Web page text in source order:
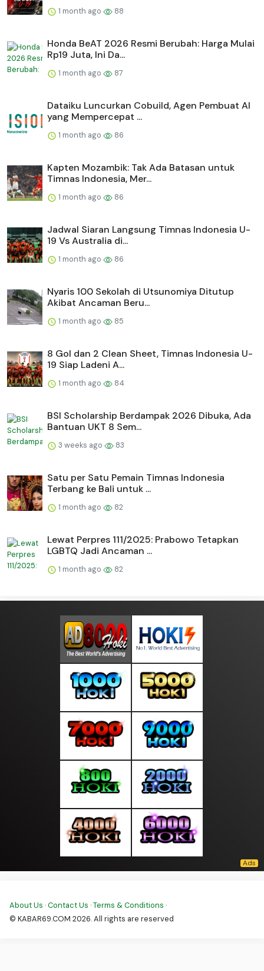
1 month ago 88
Honda BeAT 2026 Resmi Berubah: Harga Mulai
Rp19 Juta, Ini Da...
1 month ago 87
Dataiku Luncurkan Cobuild, Agen Pembuat AI
yang Mempercepat ...
1 month ago 86
Kapten Mozambik: Tak Ada Batasan untuk
Timnas Indonesia, Mer...
1 month ago 86
Jadwal Siaran Langsung Timnas Indonesia U-
19 Vs Australia di...
1 month ago 86
Nyaris 100 Sekolah di Utsunomiya Ditutup
Akibat Ancaman Beru...
1 month ago 85
8 Gol dan 2 Clean Sheet, Timnas Indonesia U-
19 Siap Ladeni A...
1 month ago 84
BSI Scholarship Berdampak 2026 Dibuka, Ada
Bantuan UKT 8 Sem...
3 weeks ago 83
Satu per Satu Pemain Timnas Indonesia
Terbang ke Bali untuk ...
1 month ago 82
Lewat Perpres 111/2025: Prabowo Tetapkan
LGBTQ Jadi Ancaman ...
1 month ago 82
About Us ·Contact Us ·Terms & Conditions ·
© KABAR69.COM 2026. All rights are reserved